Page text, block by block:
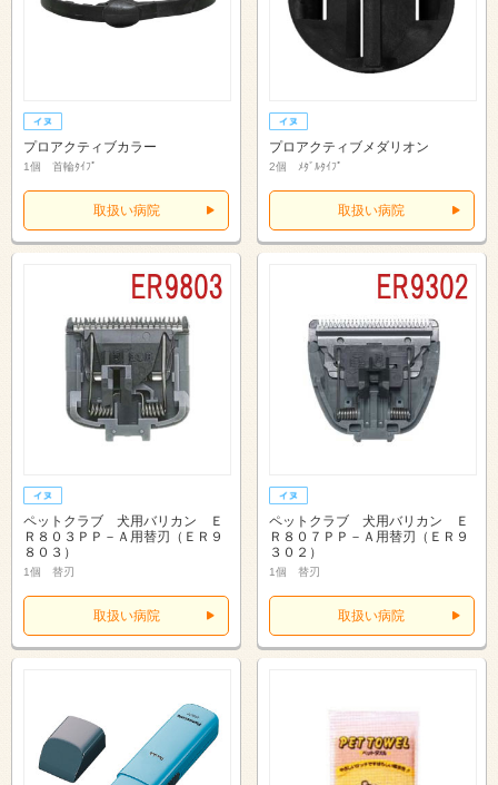
プロアクティブカラー
1個 首輪ﾀｲﾌﾟ
取扱い病院
プロアクティブメダリオン
2個 ﾒﾀﾞﾙﾀｲﾌﾟ
取扱い病院
ペットクラブ 犬用バリカン Ｅ
Ｒ８０３ＰＰ－Ａ用替刃（ＥＲ９
８０３）
1個 替刃
取扱い病院
ペットクラブ 犬用バリカン Ｅ
Ｒ８０７ＰＰ－Ａ用替刃（ＥＲ９
３０２）
1個 替刃
取扱い病院